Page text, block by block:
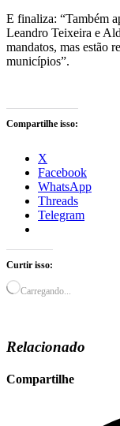
E finaliza: “Também
Leandro Teixeira e
mandatos, mas estão
municípios”.
Compartilhe isso:
X
Facebook
WhatsApp
Threads
Telegram
Curtir isso:
Carregando...
Relacionado
Compartilhe